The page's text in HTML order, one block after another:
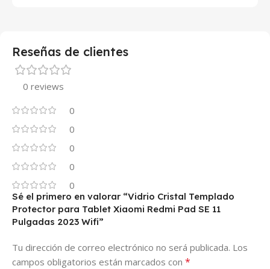
Reseñas de clientes
0 reviews
0
0
0
0
0
Sé el primero en valorar “Vidrio Cristal Templado
Protector para Tablet Xiaomi Redmi Pad SE 11
Pulgadas 2023 Wifi”
Tu dirección de correo electrónico no será publicada. Los
campos obligatorios están marcados con *